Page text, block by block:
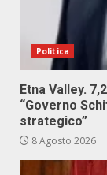
Politica
Etna Valley.
“Governo
strategico”
8 Agosto 2026